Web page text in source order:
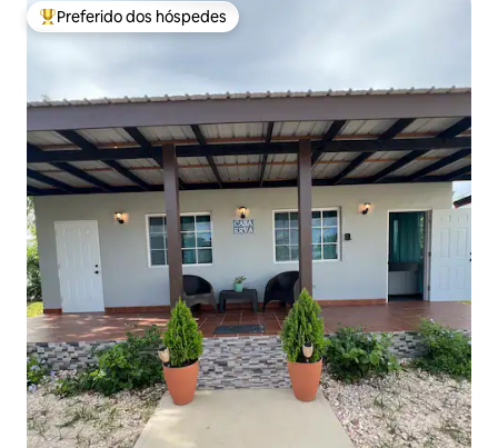
Entre os melhores preferidos dos hóspedes
Preferido dos hóspedes